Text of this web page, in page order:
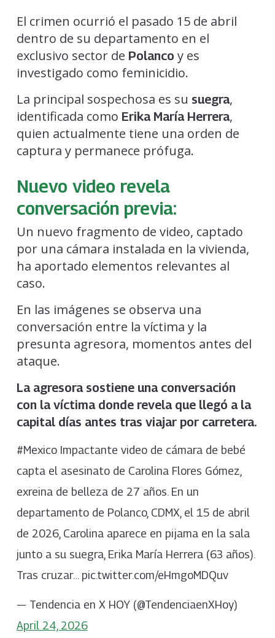
El crimen ocurrió el pasado 15 de abril
dentro de su departamento en el
exclusivo sector de Polanco y es
investigado como feminicidio.
La principal sospechosa es su suegra,
identificada como Erika María Herrera,
quien actualmente tiene una orden de
captura y permanece prófuga.
Nuevo video revela
conversación previa:
Un nuevo fragmento de video, captado
por una cámara instalada en la vivienda,
ha aportado elementos relevantes al
caso.
En las imágenes se observa una
conversación entre la víctima y la
presunta agresora, momentos antes del
ataque.
La agresora sostiene una conversación
con la víctima donde revela que llegó a la
capital días antes tras viajar por carretera.
#Mexico Impactante video de cámara de bebé
capta el asesinato de Carolina Flores Gómez,
exreina de belleza de 27 años. En un
departamento de Polanco, CDMX, el 15 de abril
de 2026, Carolina aparece en pijama en la sala
junto a su suegra, Erika María Herrera (63 años).
Tras cruzar… pic.twitter.com/eHmgoMDQuv
— Tendencia en X HOY (@TendenciaenXHoy)
April 24, 2026